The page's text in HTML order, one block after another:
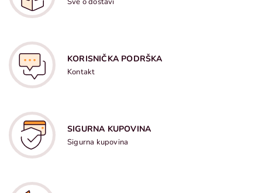
KORISNIČKA PODRŠKA
Kontakt
SIGURNA KUPOVINA
Sigurna kupovina